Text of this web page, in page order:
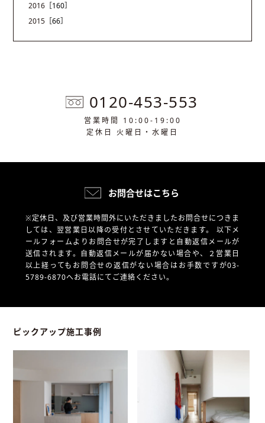
2016 ［160］
2015 ［66］
0120-453-553
営業時間 10:00-19:00
定休日 火曜日・水曜日
お問合せはこちら
※定休日、及び営業時間外にいただきましたお問合せにつきま
しては、翌営業日以降の受付とさせていただきます。 以下メ
ールフォームよりお問合せが完了しますと自動返信メールが
送信されます。自動返信メールが届かない場合や、
２営業日
以上経ってもお問合せの返信がない場合はお手数ですが03-
5789-6870へお電話にてご連絡ください。
ピックアップ施工事例